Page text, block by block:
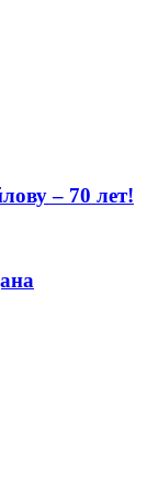
– 70 лет!